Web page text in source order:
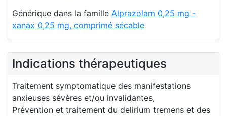
Générique dans la famille Alprazolam 0,25 mg -
xanax 0,25 mg, comprimé sécable
Indications thérapeutiques
Traitement symptomatique des manifestations
anxieuses sévères et/ou invalidantes,
Prévention et traitement du delirium tremens et des